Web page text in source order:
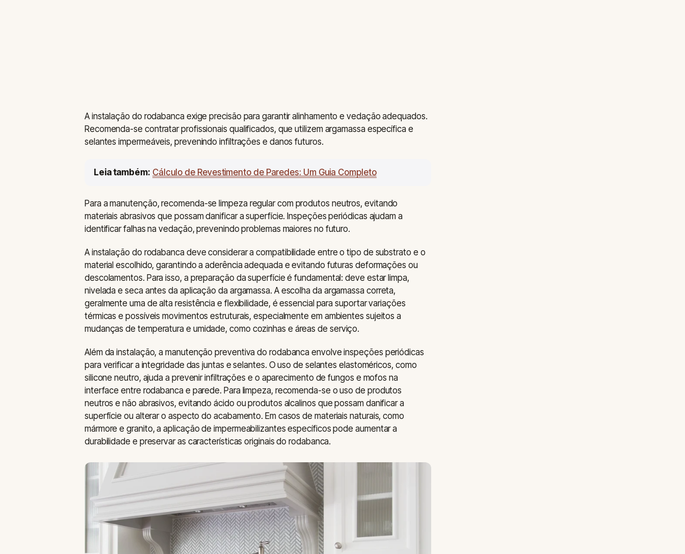
A instalação do rodabanca exige precisão para garantir alinhamento e vedação adequados.
Recomenda-se contratar profissionais qualificados, que utilizem argamassa específica e
selantes impermeáveis, prevenindo infiltrações e danos futuros.
Leia também: Cálculo de Revestimento de Paredes: Um Guia Completo
Para a manutenção, recomenda-se limpeza regular com produtos neutros, evitando
materiais abrasivos que possam danificar a superfície. Inspeções periódicas ajudam a
identificar falhas na vedação, prevenindo problemas maiores no futuro.
A instalação do rodabanca deve considerar a compatibilidade entre o tipo de substrato e o
material escolhido, garantindo a aderência adequada e evitando futuras deformações ou
descolamentos. Para isso, a preparação da superfície é fundamental: deve estar limpa,
nivelada e seca antes da aplicação da argamassa. A escolha da argamassa correta,
geralmente uma de alta resistência e flexibilidade, é essencial para suportar variações
térmicas e possíveis movimentos estruturais, especialmente em ambientes sujeitos a
mudanças de temperatura e umidade, como cozinhas e áreas de serviço.
Além da instalação, a manutenção preventiva do rodabanca envolve inspeções periódicas
para verificar a integridade das juntas e selantes. O uso de selantes elastoméricos, como
silicone neutro, ajuda a prevenir infiltrações e o aparecimento de fungos e mofos na
interface entre rodabanca e parede. Para limpeza, recomenda-se o uso de produtos
neutros e não abrasivos, evitando ácido ou produtos alcalinos que possam danificar a
superfície ou alterar o aspecto do acabamento. Em casos de materiais naturais, como
mármore e granito, a aplicação de impermeabilizantes específicos pode aumentar a
durabilidade e preservar as características originais do rodabanca.